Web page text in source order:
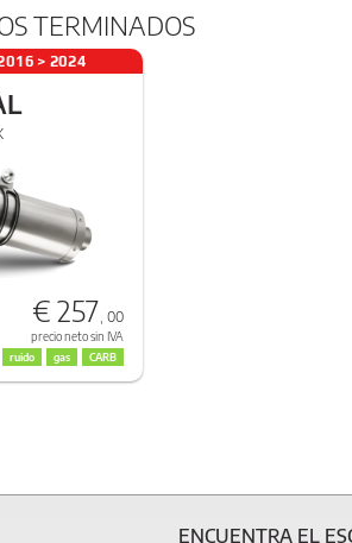
TERMINADOS
> 2024
€ 257, 00
precio neto sin IVA
ruido gas CARB
ENCUENTRA EL